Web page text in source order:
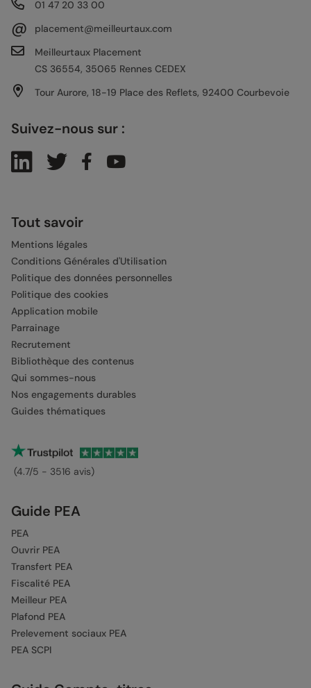
01 47 20 33 00
@
placement@meilleurtaux.com
Meilleurtaux Placement
CS 36554, 35065 Rennes CEDEX
Tour Aurore, 18-19 Place des Reflets, 92400 Courbevoie
Suivez-nous sur :
Tout savoir
Mentions légales
Conditions Générales d'Utilisation
Politique des données personnelles
Politique des cookies
Application mobile
Parrainage
Recrutement
Bibliothèque des contenus
Qui sommes-nous
Nos engagements durables
Guides thématiques
(4.7/5 - 3516 avis)
Guide PEA
PEA
Ouvrir PEA
Transfert PEA
Fiscalité PEA
Meilleur PEA
Plafond PEA
Prelevement sociaux PEA
PEA SCPI